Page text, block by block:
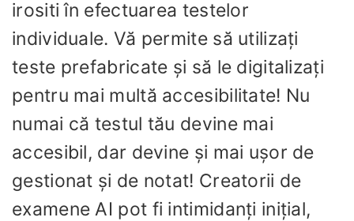
irositi în efectuarea testelor
individuale. Vă permite să utilizați
teste prefabricate și să le digitalizați
pentru mai multă accesibilitate! Nu
numai că testul tău devine mai
accesibil, dar devine și mai ușor de
gestionat și de notat! Creatorii de
examene AI pot fi intimidanți inițial,